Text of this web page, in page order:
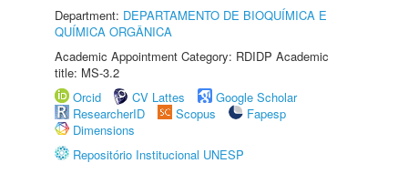
Department: DEPARTAMENTO DE BIOQUÍMICA E
QUÍMICA ORGÂNICA
Academic Appointment Category: RDIDP Academic
title: MS-3.2
Orcid
CV Lattes
Google Scholar
ResearcherID
Scopus
Fapesp
Dimensions
Repositório Institucional UNESP